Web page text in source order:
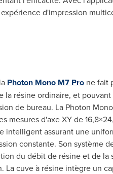
d'impression
Photon Mono M7 Prone fait
la résine ordinaire, et pouvant
de bureau. La Photon
mesures d'axe XY de
intelligent assurant une
constante. Son système
du débit de résine et de la
La cuve à résine intègre un